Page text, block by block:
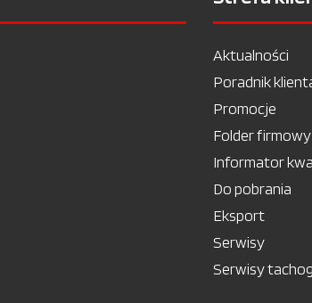
Aktualności
Poradnik
Promocje
Folder firmowy
Informator
Do pobrania
Eksport
Serwisy
Serwisy